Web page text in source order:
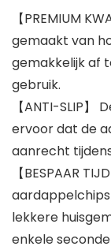
【PREMIUM
gemaakt van
gemakkelijk af
gebruik.
【ANTI-SLIP
ervoor dat de
aanrecht
【BESPAAR
lekkere
enkele